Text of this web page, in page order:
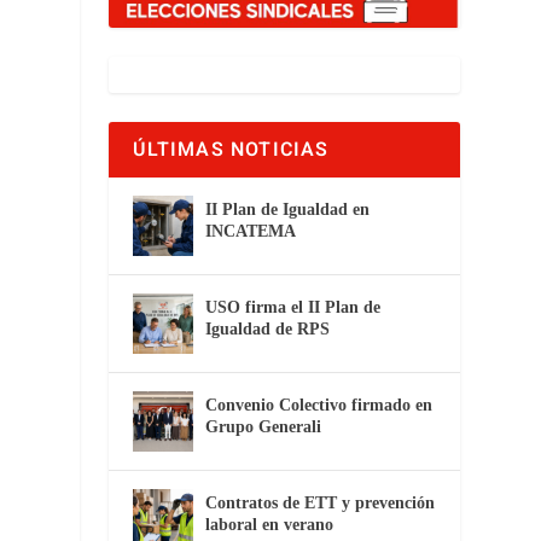
ÚLTIMAS NOTICIAS
II Plan de Igualdad en
INCATEMA
USO firma el II Plan de
Igualdad de RPS
Convenio Colectivo firmado en
Grupo Generali
Contratos de ETT y prevención
laboral en verano